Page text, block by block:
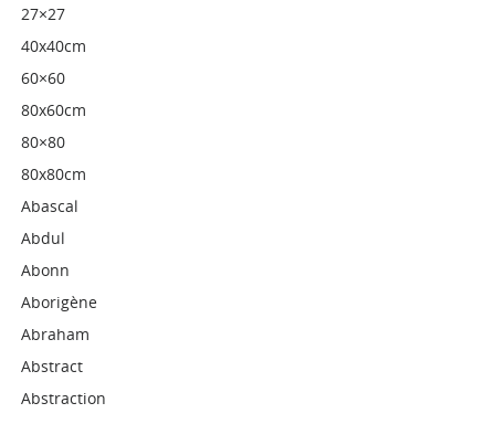
27×27
40x40cm
60×60
80x60cm
80×80
80x80cm
Abascal
Abdul
Abonn
Aborigène
Abraham
Abstract
Abstraction